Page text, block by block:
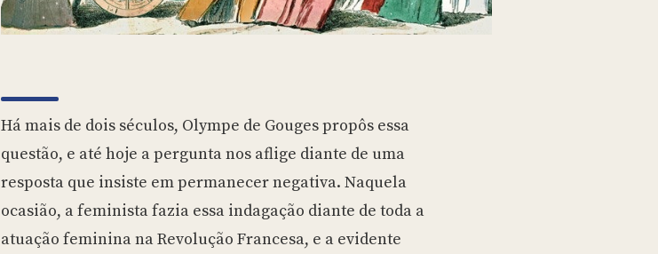
Há mais de dois séculos, Olympe de Gouges propôs essa
questão, e até hoje a pergunta nos aflige diante de uma
resposta que insiste em permanecer negativa. Naquela
ocasião, a feminista fazia essa indagação diante de toda a
atuação feminina na Revolução Francesa, e a evidente